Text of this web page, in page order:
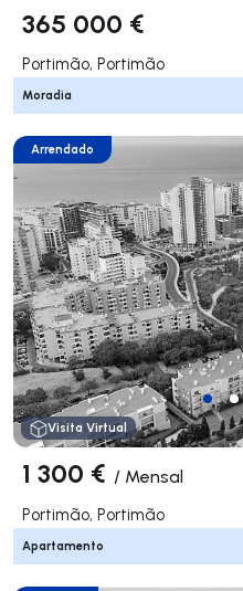
365 000 €
Portimão, Portimão
Moradia
Arrendado
Visita Virtual
1 300 € / Mensal
Portimão, Portimão
Apartamento